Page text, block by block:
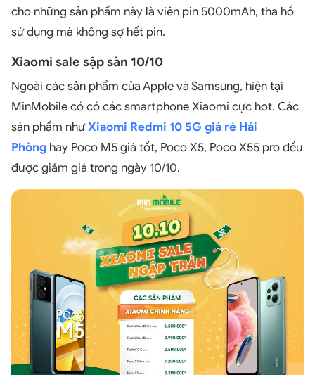
cho những sản phẩm này là viên pin 5000mAh, tha hồ
sử dụng mà không sợ hết pin.
Xiaomi sale sập sàn 10/10
Ngoài các sản phẩm của Apple và Samsung, hiện tại
MinMobile có có các smartphone Xiaomi cực hot. Các
sản phẩm nhưXiaomi Redmi 10 5G giá rẻ Hải
Phòng hay Poco M5 giá tốt, Poco X5, Poco X55 pro đều
được giảm giá trong ngày 10/10.